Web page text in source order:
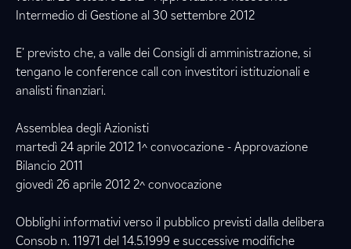
Intermedio di Gestione al 30 settembre 2012
E’ previsto che, a valle dei Consigli di amministrazione, si
tengano le conference call con investitori istituzionali e
analisti finanziari.
Assemblea degli Azionisti
martedì 24 aprile 2012 1^ convocazione - Approvazione
Bilancio 2011
giovedì 26 aprile 2012 2^ convocazione
Obblighi informativi verso il pubblico previsti dalla delibera
Consob n. 11971 del 14.5.1999 e successive modifiche